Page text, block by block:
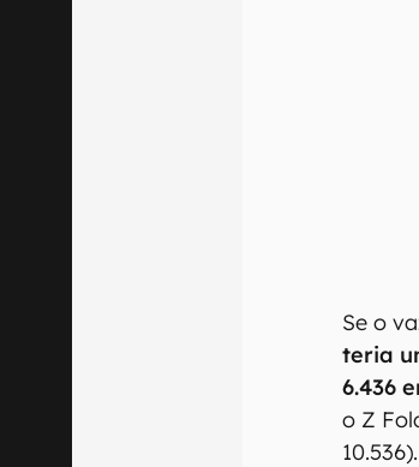
Se o
teria
6.436
o Z
10.536).